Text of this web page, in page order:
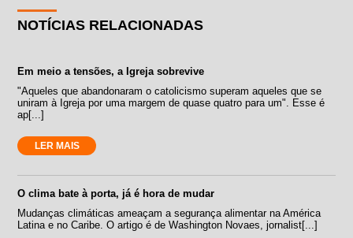
NOTÍCIAS RELACIONADAS
Em meio a tensões, a Igreja sobrevive
"Aqueles que abandonaram o catolicismo superam aqueles que se
uniram à Igreja por uma margem de quase quatro para um". Esse é
ap[...]
LER MAIS
O clima bate à porta, já é hora de mudar
Mudanças climáticas ameaçam a segurança alimentar na América
Latina e no Caribe. O artigo é de Washington Novaes, jornalist[...]